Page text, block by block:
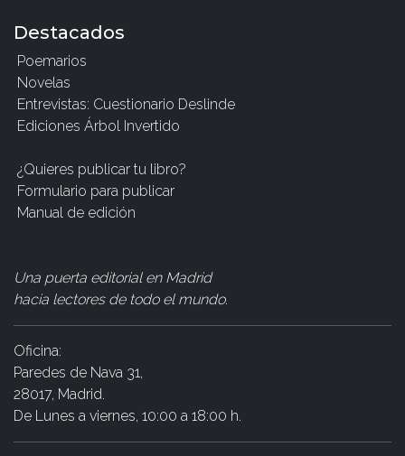
Destacados
Poemarios
Novelas
Entrevistas: Cuestionario Deslinde
Ediciones Árbol Invertido
¿Quieres publicar tu libro?
Formulario para publicar
Manual de edición
Una puerta editorial en Madrid
hacia lectores de todo el mundo.
Oficina:
Paredes de Nava 31,
28017, Madrid.
De Lunes a viernes, 10:00 a 18:00 h.